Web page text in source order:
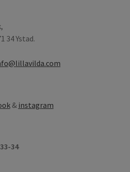
34 Ystad.
& instagram
34